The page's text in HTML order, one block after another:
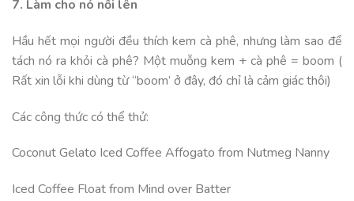
7. Làm cho nó nổi lên
Hầu hết mọi người đều thích kem cà phê, nhưng làm sao để
tách nó ra khỏi cà phê? Một muỗng kem + cà phê = boom (
Rất xin lỗi khi dùng từ “boom’ ở đây, đó chỉ là cảm giác thôi)
Các công thức có thể thử:
Coconut Gelato Iced Coffee Affogato from Nutmeg Nanny
Iced Coffee Float from Mind over Batter